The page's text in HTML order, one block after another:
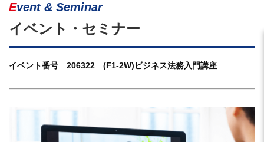
Event & Seminar
イベント・セミナー
イベント番号 206322 (F1-2W)ビジネス法務入門講座